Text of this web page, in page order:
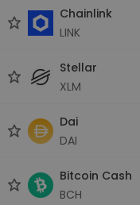
Chainlink
LINK
Stellar
XLM
Dai
DAI
Bitcoin Cash
BCH